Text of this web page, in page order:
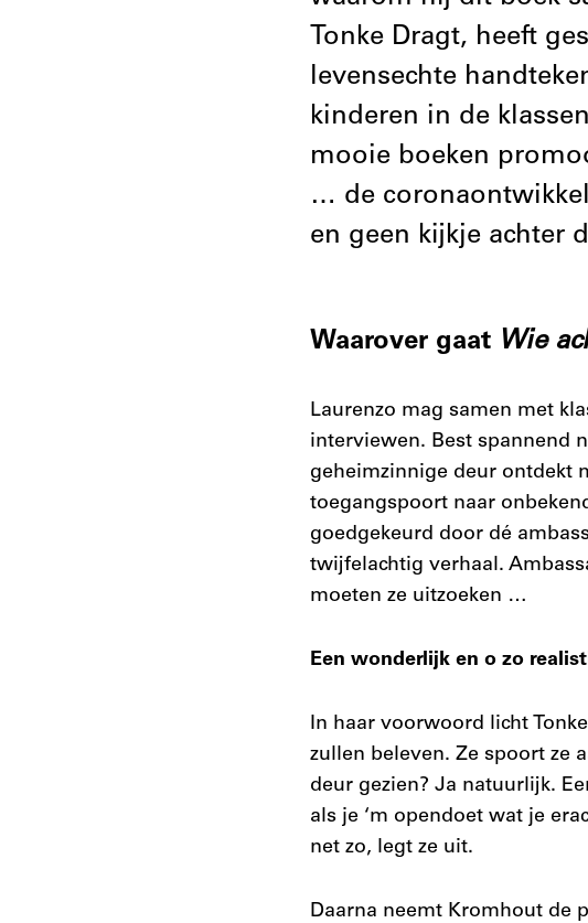
Tonke Dragt, heeft
levensechte
kinderen in de
mooie boeken
… de
en geen kijkje achter
Waarover gaat Wie
Laurenzo mag samen met
interviewen. Best spannend
geheimzinnige deur ontdekt
toegangspoort naar
goedgekeurd door dé
twijfelachtig verhaal.
moeten ze uitzoeken …
Een wonderlijk en o zo
In haar voorwoord licht
zullen beleven. Ze spoort ze
deur gezien? Ja natuurlijk.
als je ‘m opendoet wat je
net zo, legt ze uit.
Daarna neemt Kromhout de